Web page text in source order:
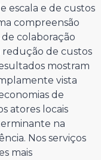
escala e de custos
compreensão
colaboração
de custos
mostram
vista
de
atores locais
na
Nos serviços
mais